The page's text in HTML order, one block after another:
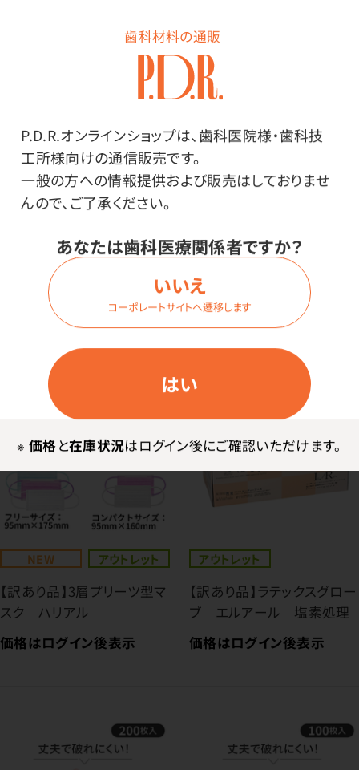
歯科材料の通販
P.D.R.オンラインショップは、歯科医院様・歯科技
工所様向けの通信販売です。
一般の方への情報提供および販売はしておりませ
んので、ご了承ください。
あなたは歯科医療関係者ですか？
はい
いいえ
コーポレートサイトへ遷移します
※ 価格と在庫状況はログイン後にご確認いただけます。
アウトレット
【訳あり品】ニトリルグロー
ブ つむぎ
価格はログイン後表示
【訳あり品】ストレッチ プラ
スチックグローブ ホワイト
価格はログイン後表示
NEW アウトレット
【訳あり品】3層プリーツ型マ
スク ハリアル
価格はログイン後表示
アウトレット
【訳あり品】ラテックスグロー
ブ エルアール 塩素処理
価格はログイン後表示